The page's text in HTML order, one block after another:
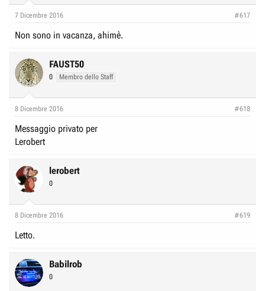
7 Dicembre 2016 #617
Non sono in vacanza, ahimè.
FAUST50
0 Membro dello Staff
8 Dicembre 2016 #618
Messaggio privato per
Lerobert
lerobert
0
8 Dicembre 2016 #619
Letto.
Babilrob
0